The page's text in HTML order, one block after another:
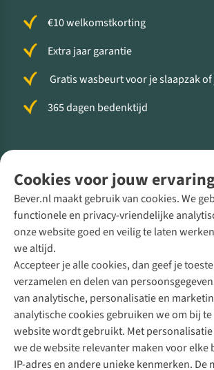
Cookies voor jouw
Bever.nl maakt gebruik van cookies. We
functionele en privacy-vriendelijke
onze website goed en veilig te laten
we altijd.
Accepteer je alle cookies, dan geef je
verzamelen en delen van
van analytische, personalisatie en
analytische cookies gebruiken we om bij
website wordt gebruikt. Met
we de website relevanter maken voor elke
IP-adres en andere unieke kenmerken. De
€10 welkomstkorting
Extra jaar garantie
Gratis wasbeurt voor je slaapzak of
365 dagen bedenktijd
Direct advies van een Buitenexpert
+31 (0)85 888 50 88
+31 6 12 28 49 80
Contactformulier